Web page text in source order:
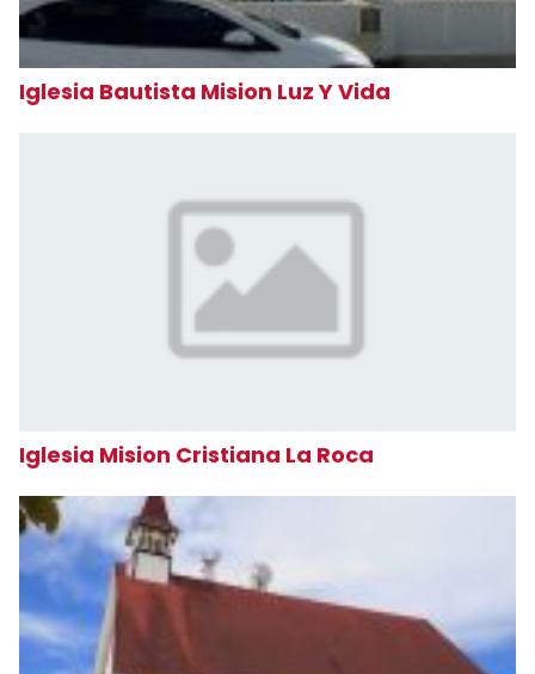
Iglesia Bautista Mision Luz Y Vida
Iglesia Mision Cristiana La Roca